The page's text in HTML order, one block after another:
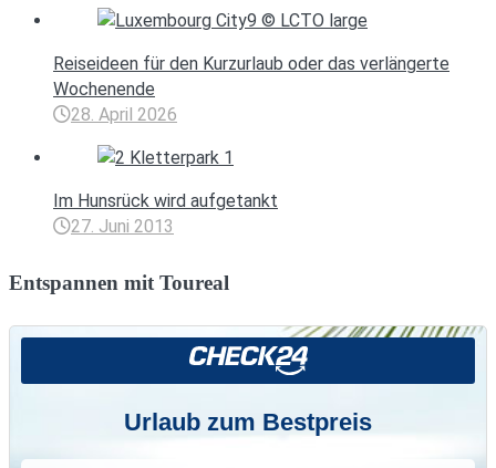
Reiseideen für den Kurzurlaub oder das verlängerte
Wochenende
28. April 2026
Im Hunsrück wird aufgetankt
27. Juni 2013
Entspannen mit Toureal
Urlaub zum Bestpreis